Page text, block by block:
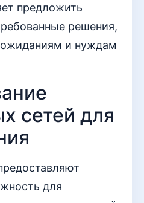
предложить
решения,
и нуждам
сетей для
для